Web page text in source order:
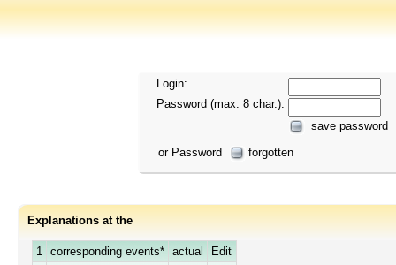
Login:
Password (max. 8 char.):
save password
or Password
forgotten
Explanations at the
1 corresponding events* actual
Edit